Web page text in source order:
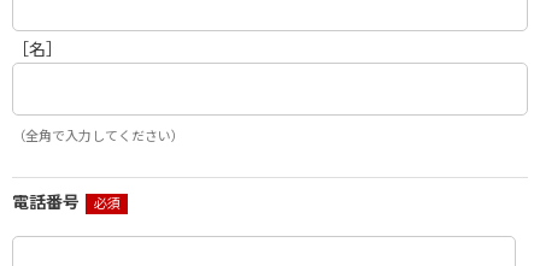
［名］
（全角で入力してください）
電話番号